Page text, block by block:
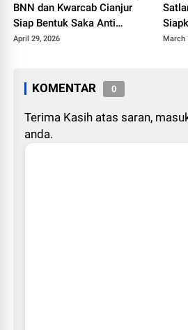
BNN dan Kwarcab Cianjur
Siap Bentuk Saka Anti
Narkotika
April 29, 2026
ke
March
KOMENTAR 0
Terima Kasih atas saran,
anda.